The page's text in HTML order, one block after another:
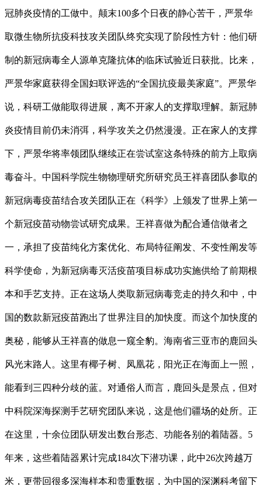
冠肺炎疫情的工做中。颠末100多个日夜的静心苦干，严景华
取微生物所抗疫科技攻关团队终究实现了阶段性方针：他们研
制的新冠病毒全人源单克隆抗体的临床试验近日获批。比来，
严景华家庭获得全国妇联评选的“全国抗疫最美家庭”。严景华
说，科研工做能取得进展，离不开家人的支撑取理解。新冠肺
炎疫情目前仍未消弭，科学攻关之仍然漫漫。正在家人的支撑
下，严景华将率领团队继续正在尝试室这条特殊的前方上取病
毒奋斗。中国科学院生物物理研究所研究员王祥喜团队参取的
新冠病毒疫苗结合攻关团队正在《科学》上颁发了世界上第一
个新冠疫苗动物尝试研究成果。王祥喜做为配合通信做者之
一，承担了疫苗纯化方案优化、布局特征阐发、不变性阐发等
科学使命，为新冠病毒灭活疫苗项目标成功实施供给了前期根
本和手艺支持。正在这场人类取新冠病毒竞走的持久和中，中
国的数款新冠疫苗跑出了世界注目的加快度。而这个加快度的
奥秘，能够从王祥喜的做息一窥全豹。海南省三亚市的鹿回头
风光末路人。这里有椰子树、凤凰花，阳光正在海面上一照，
能看到三四种分歧的蓝。对通俗人而言，鹿回头是景点，但对
中科院深海探测手艺研究团队来说，这是他们疆场的处所。正
在这里，十余位团队研发出数台形态、功能各别的着陆器。5
年来，这些着陆器累计完成184次下潜功课，此中26次跨越万
米，更带回很多深海样本和贵重数据，为中国的深渊科考留下